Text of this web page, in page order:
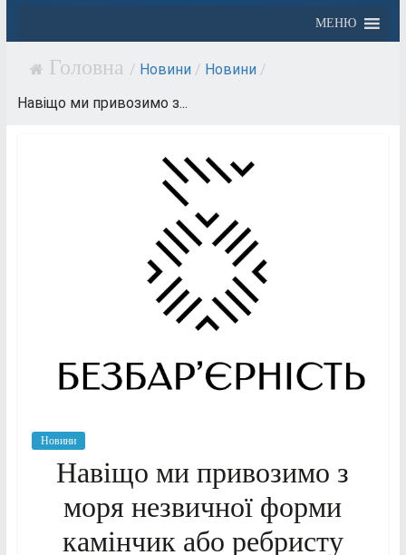
МЕНЮ
/ Новини / Новини /
Навіщо ми привозимо з...
Новини
Навіщо ми привозимо з
моря незвичної форми
камінчик або ребристу